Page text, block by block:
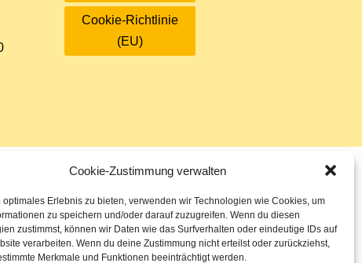
Cookie-Zustimmung verwalten
optimales Erlebnis zu bieten, verwenden wir Technologien wie Cookies, um
zu speichern und/oder darauf zuzugreifen. Wenn du diesen
zustimmst, können wir Daten wie das Surfverhalten oder eindeutige IDs auf
verarbeiten. Wenn du deine Zustimmung nicht erteilst oder zurückziehst,
Merkmale und Funktionen beeinträchtigt werden.
Cookie-Richtlinie
(EU)